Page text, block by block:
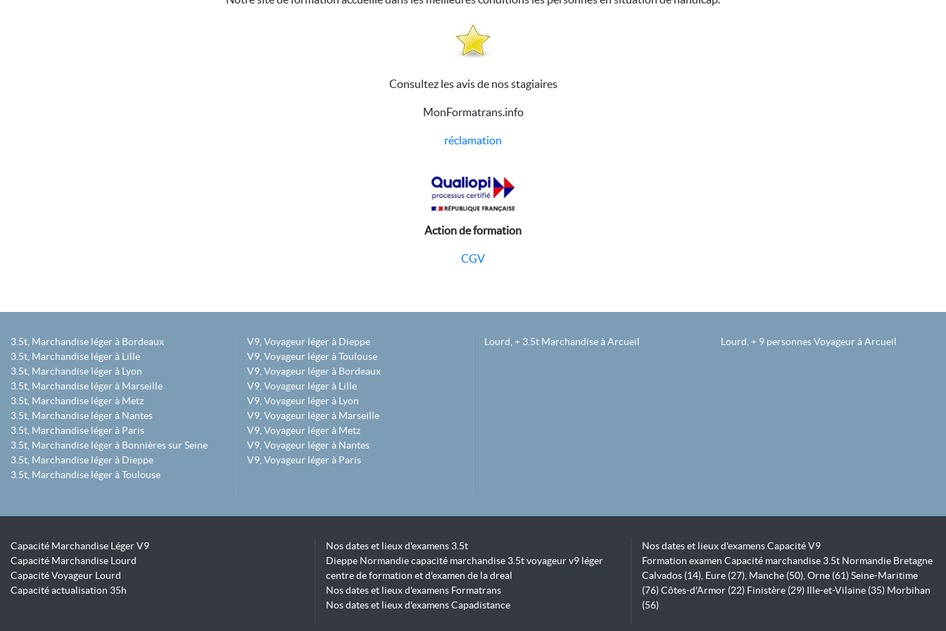
Consultez les avis de nos stagiaires
MonFormatrans.info
réclamation
Action de formation
CGV
3.5t, Marchandise léger à Bordeaux
3.5t, Marchandise léger à Lille
3.5t, Marchandise léger à Lyon
3.5t, Marchandise léger à Marseille
3.5t, Marchandise léger à Metz
3.5t, Marchandise léger à Nantes
3.5t, Marchandise léger à Paris
3.5t, Marchandise léger à Bonnières sur Seine
3.5t, Marchandise léger à Dieppe
3.5t, Marchandise léger à Toulouse
V9, Voyageur léger à Dieppe
V9, Voyageur léger à Toulouse
V9, Voyageur léger à Bordeaux
V9, Voyageur léger à Lille
V9, Voyageur léger à Lyon
V9, Voyageur léger à Marseille
V9, Voyageur léger à Metz
V9, Voyageur léger à Nantes
V9, Voyageur léger à Paris
Lourd, + 3.5t Marchandise à Arcueil Lourd, + 9 personnes Voyageur à Arcueil
Capacité Marchandise Léger V9
Capacité Marchandise Lourd
Capacité Voyageur Lourd
Capacité actualisation 35h
Nos dates et lieux d'examens 3.5t
Dieppe Normandie capacité marchandise 3.5t voyageur v9 léger
centre de formation et d'examen de la dreal
Nos dates et lieux d'examens Formatrans
Nos dates et lieux d'examens Capadistance
Nos dates et lieux d'examens Capacité V9
Formation examen Capacité marchandise 3.5t Normandie Bretagne
Calvados (14), Eure (27), Manche (50), Orne (61) Seine-Maritime
(76) Côtes-d'Armor (22) Finistère (29) Ille-et-Vilaine (35) Morbihan
(56)